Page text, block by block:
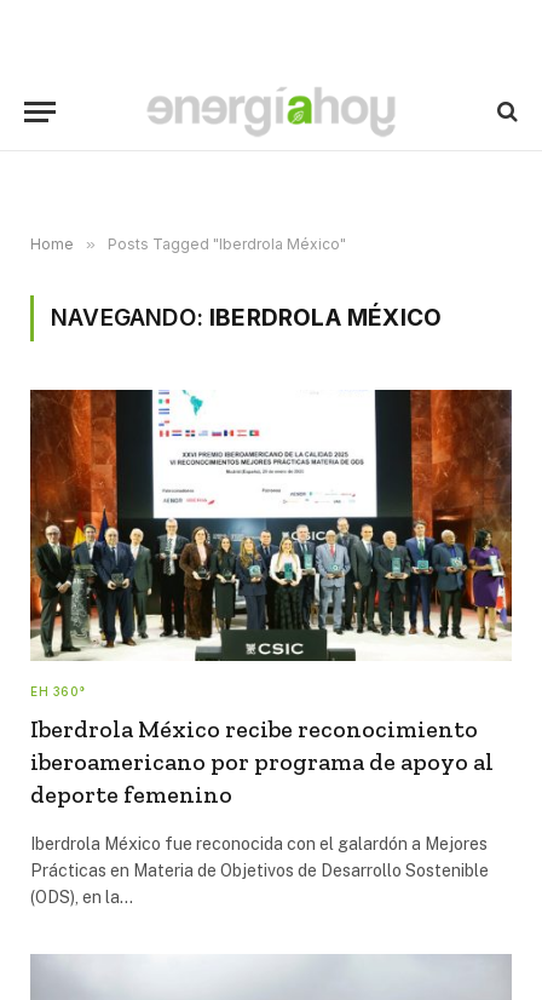
Home » Posts Tagged "Iberdrola México"
NAVEGANDO: IBERDROLA MÉXICO
EH 360°
Iberdrola México recibe reconocimiento
iberoamericano por programa de apoyo al
deporte femenino
Iberdrola México fue reconocida con el galardón a Mejores
Prácticas en Materia de Objetivos de Desarrollo Sostenible
(ODS), en la…